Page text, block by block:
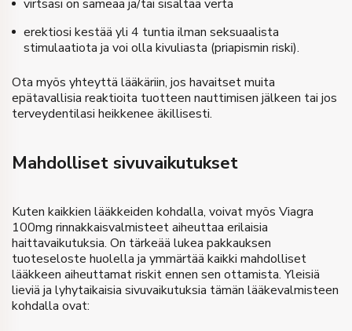
virtsasi on sameaa ja/tai sisältää verta
erektiosi kestää yli 4 tuntia ilman seksuaalista
stimulaatiota ja voi olla kivuliasta (priapismin riski).
Ota myös yhteyttä lääkäriin, jos havaitset muita
epätavallisia reaktioita tuotteen nauttimisen jälkeen tai jos
terveydentilasi heikkenee äkillisesti.
Mahdolliset sivuvaikutukset
Kuten kaikkien lääkkeiden kohdalla, voivat myös Viagra
100mg rinnakkaisvalmisteet aiheuttaa erilaisia
haittavaikutuksia. On tärkeää lukea pakkauksen
tuoteseloste huolella ja ymmärtää kaikki mahdolliset
lääkkeen aiheuttamat riskit ennen sen ottamista. Yleisiä
lieviä ja lyhytaikaisia sivuvaikutuksia tämän lääkevalmisteen
kohdalla ovat: